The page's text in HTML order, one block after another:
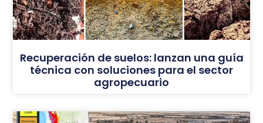
Recuperación de suelos: lanzan una guía
técnica con soluciones para el sector
agropecuario